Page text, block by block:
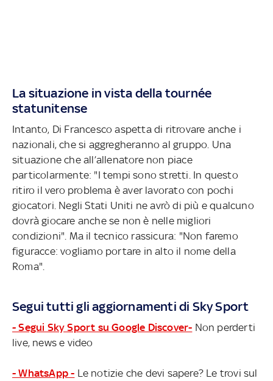
La situazione in vista della tournée
statunitense
Intanto, Di Francesco aspetta di ritrovare anche i
nazionali, che si aggregheranno al gruppo. Una
situazione che all’allenatore non piace
particolarmente: "I tempi sono stretti. In questo
ritiro il vero problema è aver lavorato con pochi
giocatori. Negli Stati Uniti ne avrò di più e qualcuno
dovrà giocare anche se non è nelle migliori
condizioni". Ma il tecnico rassicura: "Non faremo
figuracce: vogliamo portare in alto il nome della
Roma".
Segui tutti gli aggiornamenti di Sky Sport
- Segui Sky Sport su Google Discover- Non perderti
live, news e video
- WhatsApp - Le notizie che devi sapere? Le trovi sul